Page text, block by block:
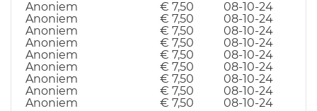
Anoniem
€ 7,50
08-10-24
Anoniem
€ 7,50
08-10-24
Anoniem
€ 7,50
08-10-24
Anoniem
€ 7,50
08-10-24
Anoniem
€ 7,50
08-10-24
Anoniem
€ 7,50
08-10-24
Anoniem
€ 7,50
08-10-24
Anoniem
€ 7,50
08-10-24
Anoniem
€ 7,50 08-10-24